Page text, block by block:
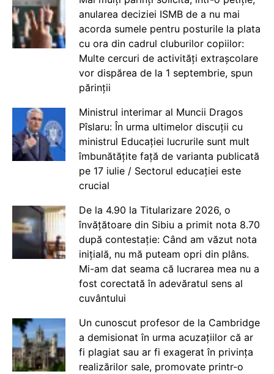
anularea deciziei ISMB de a nu mai
acorda sumele pentru posturile la plata
cu ora din cadrul cluburilor copiilor:
Multe cercuri de activități extrașcolare
vor dispărea de la 1 septembrie, spun
părinții
Ministrul interimar al Muncii Dragos
Pîslaru: În urma ultimelor discuții cu
ministrul Educației lucrurile sunt mult
îmbunătățite față de varianta publicată
pe 17 iulie / Sectorul educației este
crucial
De la 4.90 la Titularizare 2026, o
învățătoare din Sibiu a primit nota 8.70
după contestație: Când am văzut nota
inițială, nu mă puteam opri din plâns.
Mi-am dat seama că lucrarea mea nu a
fost corectată în adevăratul sens al
cuvântului
Un cunoscut profesor de la Cambridge
a demisionat în urma acuzațiilor că ar
fi plagiat sau ar fi exagerat în privința
realizărilor sale, promovate printr-o